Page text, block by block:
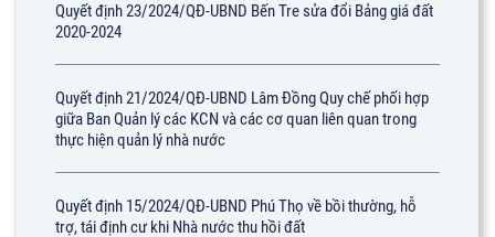
Quyết định 23/2024/QĐ-UBND Bến Tre sửa đổi Bảng giá đất
2020-2024
Quyết định 21/2024/QĐ-UBND Lâm Đồng Quy chế phối hợp
giữa Ban Quản lý các KCN và các cơ quan liên quan trong
thực hiện quản lý nhà nước
Quyết định 15/2024/QĐ-UBND Phú Thọ về bồi thường, hỗ
trợ, tái định cư khi Nhà nước thu hồi đất